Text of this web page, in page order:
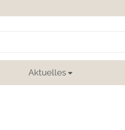
Aktuelles